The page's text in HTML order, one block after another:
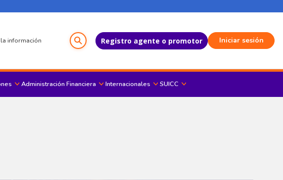
información Registro agente o promotor Iniciar sesión
Administración Financiera Internacionales SUICC